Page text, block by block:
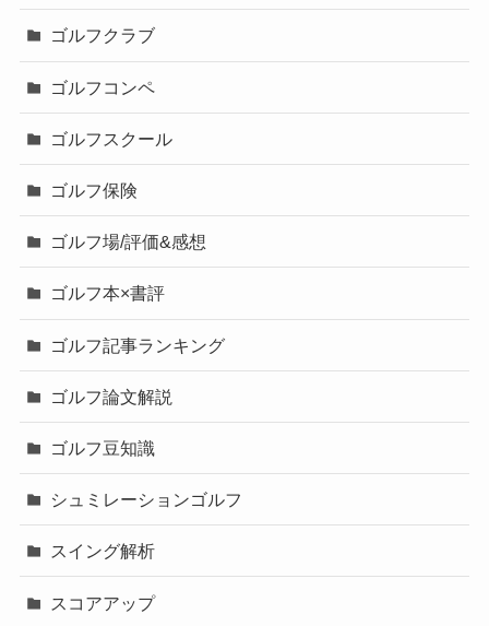
ゴルフクラブ
ゴルフコンペ
ゴルフスクール
ゴルフ保険
ゴルフ場/評価&感想
ゴルフ本×書評
ゴルフ記事ランキング
ゴルフ論文解説
ゴルフ豆知識
シュミレーションゴルフ
スイング解析
スコアアップ